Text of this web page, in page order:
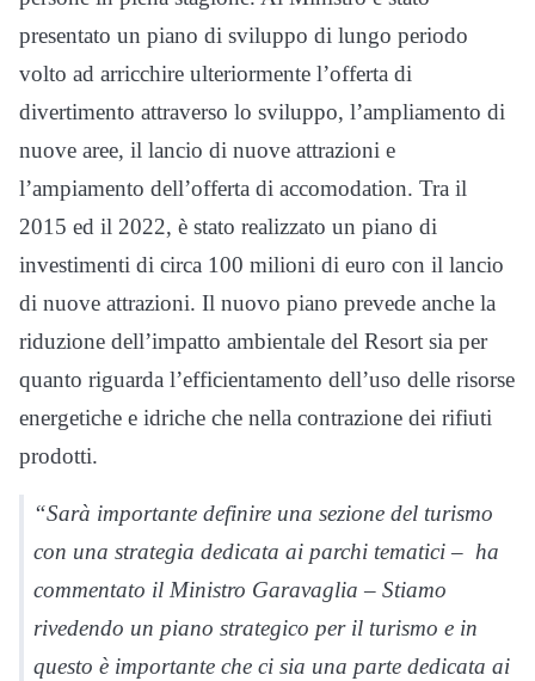
presentato un piano di sviluppo di lungo periodo
volto ad arricchire ulteriormente l’offerta di
divertimento attraverso lo sviluppo, l’ampliamento di
nuove aree, il lancio di nuove attrazioni e
l’ampiamento dell’offerta di accomodation. Tra il
2015 ed il 2022, è stato realizzato un piano di
investimenti di circa 100 milioni di euro con il lancio
di nuove attrazioni. Il nuovo piano prevede anche la
riduzione dell’impatto ambientale del Resort sia per
quanto riguarda l’efficientamento dell’uso delle risorse
energetiche e idriche che nella contrazione dei rifiuti
prodotti.
“Sarà importante definire una sezione del turismo
con una strategia dedicata ai parchi tematici – ha
commentato il Ministro Garavaglia – Stiamo
rivedendo un piano strategico per il turismo e in
questo è importante che ci sia una parte dedicata ai